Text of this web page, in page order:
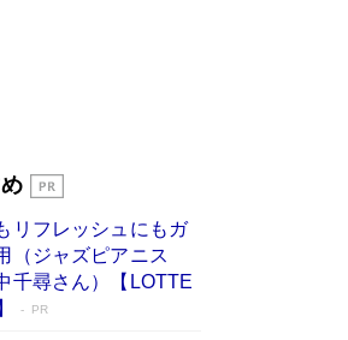
け新書がベスト3を独
新書ベストセラー］
リフレッシュにもガ
（ジャズピアニス
千尋さん）【LOTTE
PR